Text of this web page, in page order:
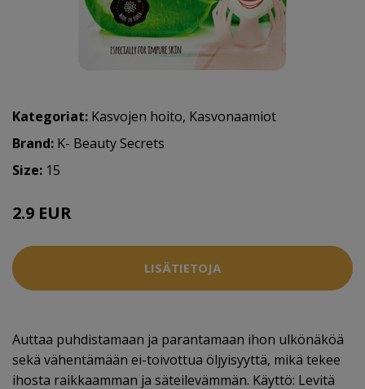
Kategoriat: Kasvojen hoito, Kasvonaamiot
Brand: K- Beauty Secrets
Size: 15
2.9 EUR
LISÄTIETOJA
Auttaa puhdistamaan ja parantamaan ihon ulkönäköä
sekä vähentämään ei-toivottua öljyisyyttä, mikä tekee
ihosta raikkaamman ja säteilevämmän. Käyttö: Levitä